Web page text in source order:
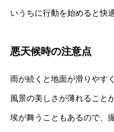
いうちに行動を始めると快
悪天候時の注意点
雨が続くと地面が滑りやす
風景の美しさが薄れること
埃が舞うこともあるので、